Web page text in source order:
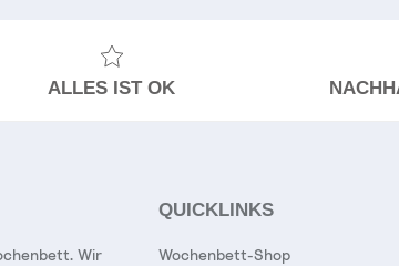
ALLES IST OK
Wir
QUICKLINKS
Wochenbett-Shop